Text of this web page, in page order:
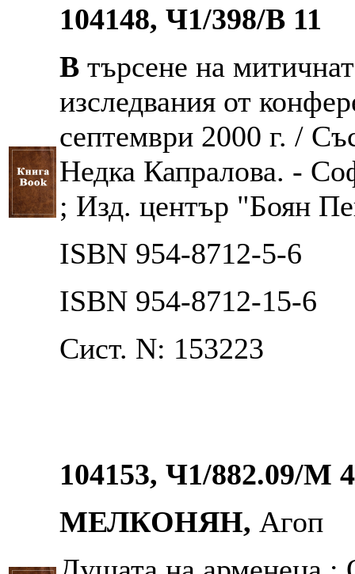
104148, Ч1/398/В 11
В търсене на
изследвания от
септември 2000 г. /
Недка Капралова. -
; Изд. център "Боян
ISBN 954-8712-5-6
ISBN 954-8712-15-6
Сист. N: 153223
104153, Ч1/882.09/М
МЕЛКОНЯН, Агоп